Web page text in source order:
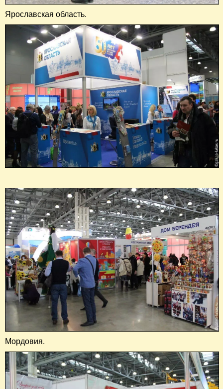
Ярославская область.
Мордовия.